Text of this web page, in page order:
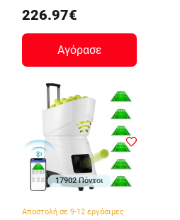
226.97€
Αγόρασε
17902 Πόντοι
Αποστολή σε 9-12 εργάσιμες